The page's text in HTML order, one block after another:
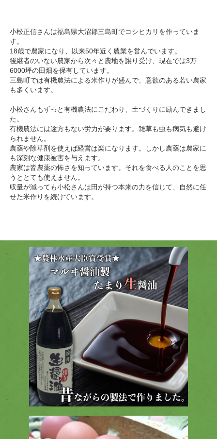
小松正信さんは福島県大沼郡三島町でコシヒカリを作っていま
す。
18歳で農家になり、以来50年近く農業を営んでいます。
後継者のいない農家から次々と農地を譲り受け、現在では3万
6000坪の田畑を保有しています。
三島町では有機農法による米作りが盛んで、意欲のある若い農家
も多くいます。
小松さんもずっと有機農法にこだわり、土づくりに励んできまし
た。
有機農法には途方もない労力が要ります。雑草も虫も病気も避け
られません。
農薬や除草剤を使えば経営は楽になります。しかし農薬は農家に
も深刻な健康被害を与えます。
農家は皆農薬の怖さを知っています。それを食べる人のことを思
うととても使えません。
収量が減っても小松さんは田が持つ本来の力を信じて、自然に任
せた米作りを続けています。